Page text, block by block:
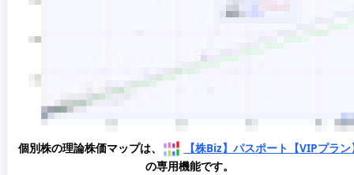
個別株の理論株価マップは、
【株Biz】パスポート【VIPプラン
の専用機能です。